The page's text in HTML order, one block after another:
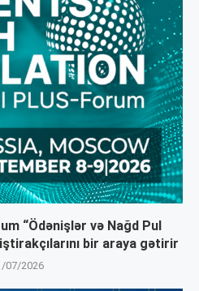
“Ödənişlər və Nağd Pul
bir araya gətirir
07/2026